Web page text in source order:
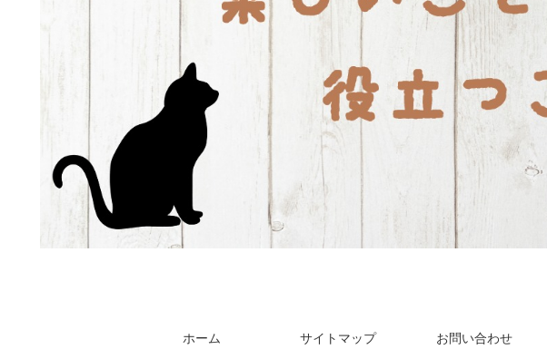
ホーム サイトマップ お問い合わせ